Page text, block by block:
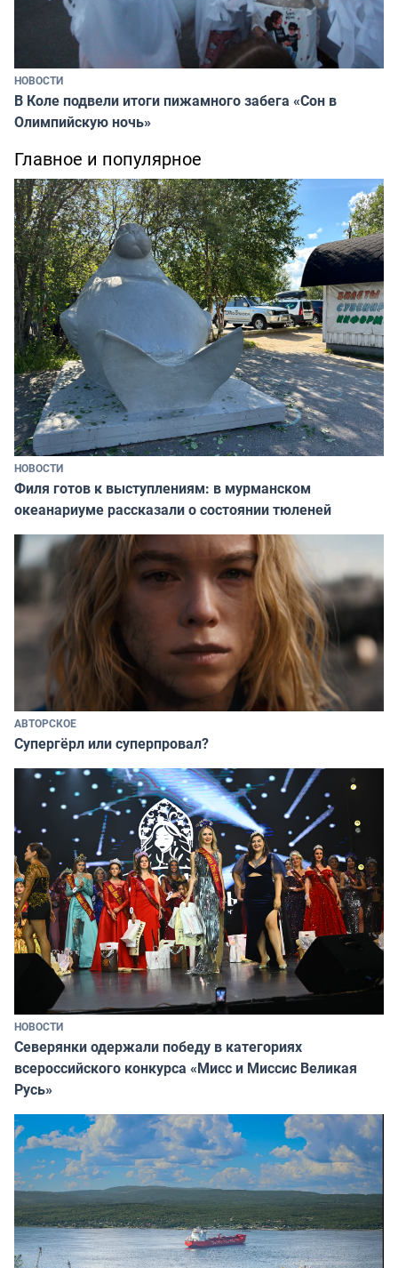
НОВОСТИ
В Коле подвели итоги пижамного забега «Сон в
Олимпийскую ночь»
Главное и популярное
НОВОСТИ
Филя готов к выступлениям: в мурманском
океанариуме рассказали о состоянии тюленей
АВТОРСКОЕ
Супергёрл или суперпровал?
НОВОСТИ
Северянки одержали победу в категориях
всероссийского конкурса «Мисс и Миссис Великая
Русь»